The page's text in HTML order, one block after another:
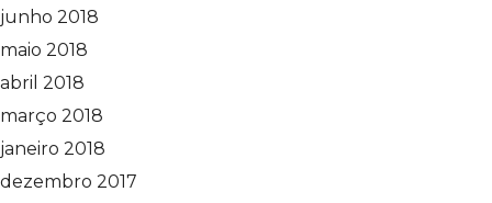
junho 2018
maio 2018
abril 2018
março 2018
janeiro 2018
dezembro 2017